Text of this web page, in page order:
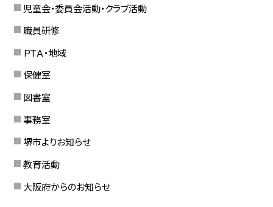
児童会・委員会活動・クラブ活動
職員研修
ＰＴＡ・地域
保健室
図書室
事務室
堺市よりお知らせ
教育活動
大阪府からのお知らせ